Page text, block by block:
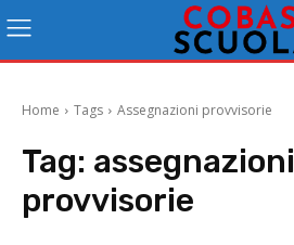
Home Tags Assegnazioni provvisorie
Tag: assegnazioni
provvisorie